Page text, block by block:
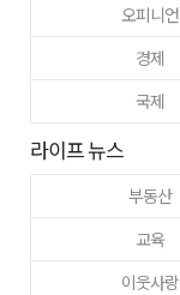
오피니언
경제
국제
라이프 뉴스
부동산
교육
이웃사랑